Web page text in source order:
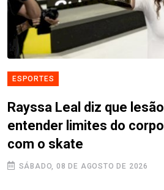
ESPORTES
Rayssa Leal diz que
entender limites do
com o skate
SÁBADO, 08 DE AGOSTO DE 2026